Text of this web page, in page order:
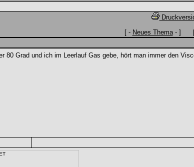
[ - Neues Thema- ] [
80 Grad und ich im Leerlauf Gas gebe, hört man immer den